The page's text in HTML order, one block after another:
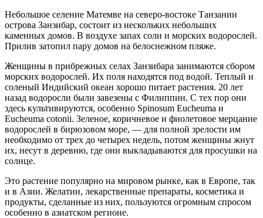
Небольшое селение Матемве на северо-востоке Танзании
острова Занзибар, состоит из нескольких небольших
каменных домов. В воздухе запах соли и морских водорослей.
Прилив затопил пару домов на белоснежном пляже.
Женщины в прибрежных селах Занзибара занимаются сбором
морских водорослей. Их поля находятся под водой. Теплый и
соленый Индийский океан хорошо питает растения. 20 лет
назад водоросли были завезены с Филиппин. С тех пор они
здесь культивируются, особенно Spinosum Eucheuma и
Eucheuma cotonii. Зеленое, коричневое и фиолетовое мерцание
водорослей в бирюзовом море, — для полной зрелости им
необходимо от трех до четырех недель, потом женщины жнут
их, несут в деревню, где они выкладываются для просушки на
солнце.
Это растение популярно на мировом рынке, как в Европе, так
и в Азии. Желатин, лекарственные препараты, косметика и
продукты, сделанные из них, пользуются огромным спросом
особенно в азиатском регионе.